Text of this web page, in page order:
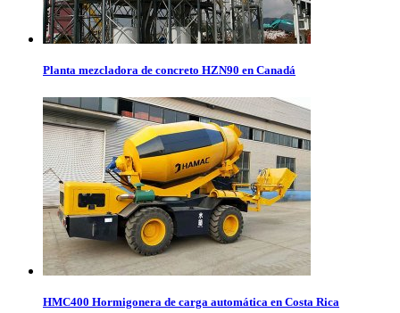
Planta mezcladora de concreto HZN90 en Canadá
HMC400 Hormigonera de carga automática en Costa Rica